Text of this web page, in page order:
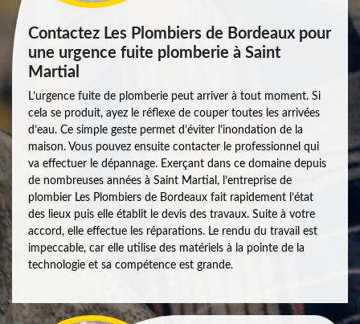
Contactez Les Plombiers de Bordeaux pour
une urgence fuite plomberie à Saint
Martial
L’urgence fuite de plomberie peut arriver à tout moment. Si
cela se produit, ayez le réflexe de couper toutes les arrivées
d’eau. Ce simple geste permet d’éviter l’inondation de la
maison. Vous pouvez ensuite contacter le professionnel qui
va effectuer le dépannage. Exerçant dans ce domaine depuis
de nombreuses années à Saint Martial, l’entreprise de
plombier Les Plombiers de Bordeaux fait rapidement l’état
des lieux puis elle établit le devis des travaux. Suite à votre
accord, elle effectue les réparations. Le rendu du travail est
impeccable, car elle utilise des matériels à la pointe de la
technologie et sa compétence est grande.